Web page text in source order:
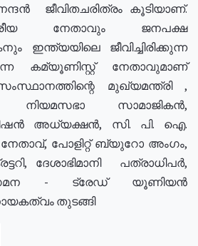
ജീവിതചരിത്രം കൂടിയാണ്.
നേതാവും ജനപക്ഷ
ഇന്ത്യയിലെ ജീവിച്ചിരിക്കുന്ന
കമ്യൂണിസ്റ്റ് നേതാവുമാണ്
മുഖ്യമന്ത്രി ,
നിയമസഭാ സാമാജികൻ,
അധ്യക്ഷൻ, സി. പി. ഐ.
പോളിറ്റ് ബ്യുറോ അംഗം,
ദേശാഭിമാനി പത്രാധിപർ,
- ട്രേഡ് യൂണിയൻ
തുടങ്ങി